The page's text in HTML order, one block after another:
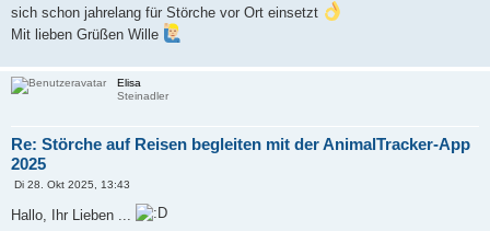
sich schon jahrelang für Störche vor Ort einsetzt
Mit lieben Grüßen Wille
Elisa
Steinadler
Re: Störche auf Reisen begleiten mit der AnimalTracker-App
2025
B
t
Di 28. Okt 2025, 13:43
Hallo, Ihr Lieben ...